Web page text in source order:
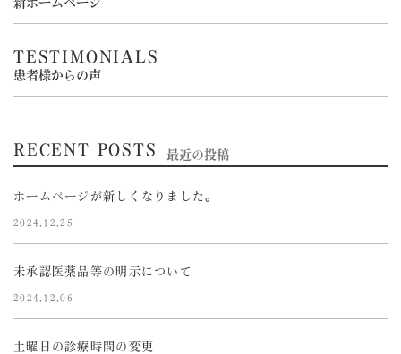
新ホームページ
TESTIMONIALS
患者様からの声
RECENT POSTS 最近の投稿
ホームページが新しくなりました。
2024.12.25
未承認医薬品等の明示について
2024.12.06
土曜日の診療時間の変更